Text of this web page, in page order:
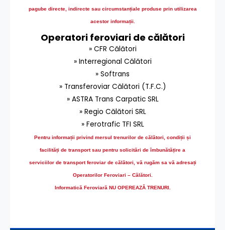
pagube directe, indirecte sau circumstanțiale produse prin utilizarea
acestor informații.
Operatori feroviari de călători
» CFR Călători
» Interregional Călători
» Softrans
» Transferoviar Călători (T.F.C.)
» ASTRA Trans Carpatic SRL
» Regio Călători SRL
» Ferotrafic TFI SRL
Pentru informații privind mersul trenurilor de călători, condiții și
facilități de transport sau pentru solicitări de îmbunătățire a
serviciilor de transport feroviar de călători, vă rugăm sa vă adresați
Operatorilor Feroviari – Călători.
Informatică Feroviară NU OPEREAZĂ TRENURI.